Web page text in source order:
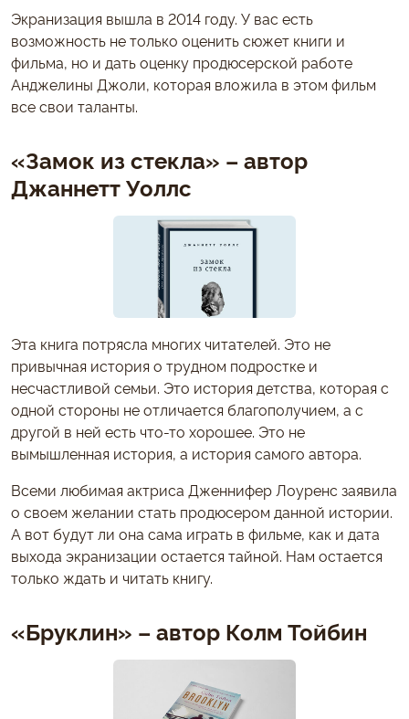
Экранизация вышла в 2014 году. У вас есть
возможность не только оценить сюжет книги и
фильма, но и дать оценку продюсерской работе
Анджелины Джоли, которая вложила в этом фильм
все свои таланты.
«Замок из стекла» – автор
Джаннетт Уоллс
Эта книга потрясла многих читателей. Это не
привычная история о трудном подростке и
несчастливой семьи. Это история детства, которая с
одной стороны не отличается благополучием, а с
другой в ней есть что-то хорошее. Это не
вымышленная история, а история самого автора.
Всеми любимая актриса Дженнифер Лоуренс заявила
о своем желании стать продюсером данной истории.
А вот будут ли она сама играть в фильме, как и дата
выхода экранизации остается тайной. Нам остается
только ждать и читать книгу.
«Бруклин» – автор Колм Тойбин